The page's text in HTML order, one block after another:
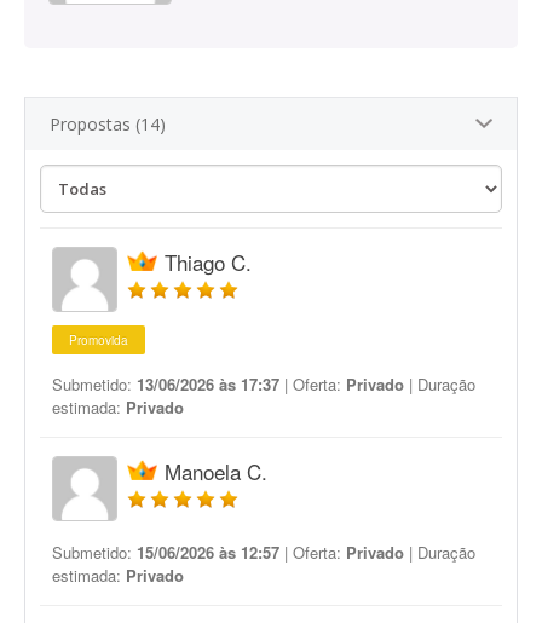
Propostas (14)
Thiago C.
Promovida
Submetido: 13/06/2026 às 17:37 | Oferta: Privado | Duração
estimada: Privado
Manoela C.
Submetido: 15/06/2026 às 12:57 | Oferta: Privado | Duração
estimada: Privado